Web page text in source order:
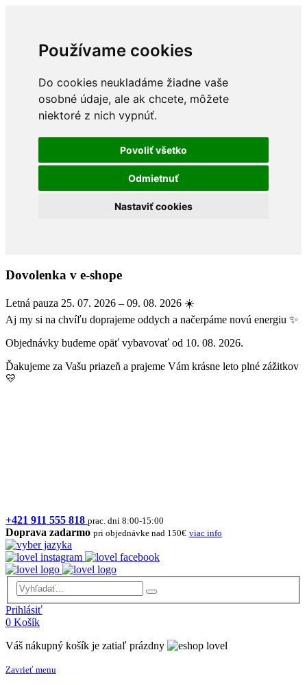
Používame cookies
Do cookies neukladáme žiadne vaše
osobné údaje, ale ak chcete, môžete
niektoré z nich vypnúť.
Povoliť všetko
Odmietnuť
Nastaviť cookies
Dovolenka v e-shope
Letná pauza 25. 07. 2026 – 09. 08. 2026 ☀️
Aj my si na chvíľu doprajeme oddych a načerpáme novú energiu ✨
Objednávky budeme opäť vybavovať od 10. 08. 2026.
Ďakujeme za Vašu priazeň a prajeme Vám krásne leto plné zážitkov
💛
+421 911 555 818 prac. dni 8:00-15:00
Doprava zadarmo pri objednávke nad 150€ viac info
Prihlásiť
0 Košík
Váš nákupný košík je zatiaľ prázdny
Zavrieť menu